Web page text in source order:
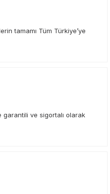
tamamı Tüm Türkiye’ye
garantili ve sigortalı olarak